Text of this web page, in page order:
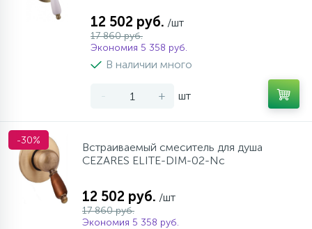
12 502 руб. /шт
17 860 руб.
Экономия 5 358 руб.
В наличии много
- + шт
-30%
Встраиваемый смеситель для душа
CEZARES ELITE-DIM-02-Nc
12 502 руб. /шт
17 860 руб.
Экономия 5 358 руб.